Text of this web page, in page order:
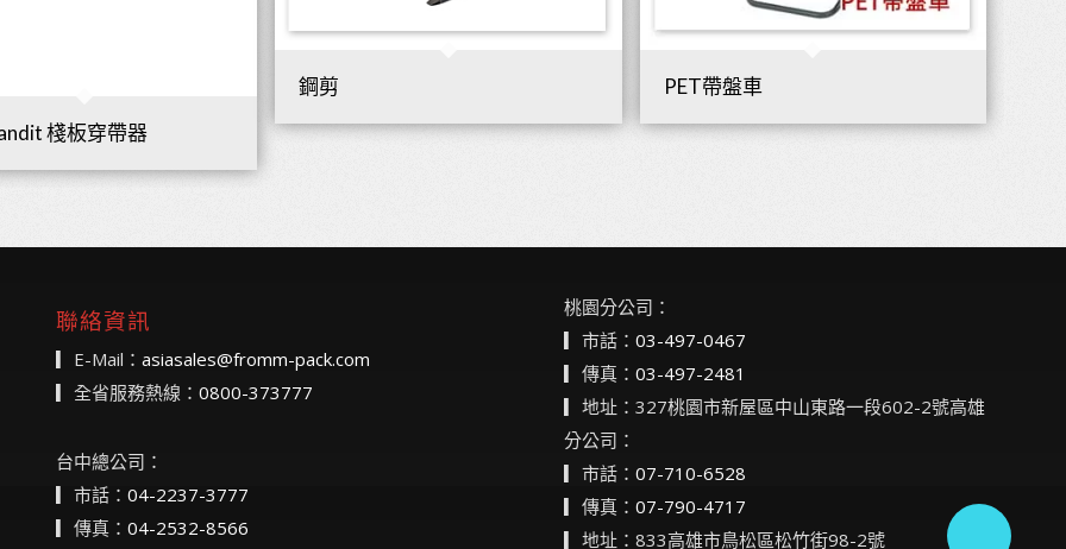
棧板穿帶器
鋼剪 PET帶盤車
聯絡資訊
▎E-Mail： asiasales@fromm-pack.com
▎全省服務熱線： 0800-373777
台中總公司：
▎市話： 04-2237-3777
▎傳真： 04-2532-8566
桃園分公司：
▎市話：03-497-0467
▎傳真：03-497-2481
▎地址：327桃園市新屋區中山東路一段602-2號高雄
分公司：
▎市話：07-710-6528
▎傳真：07-790-4717
▎地址：833高雄市鳥松區松竹街98-2號